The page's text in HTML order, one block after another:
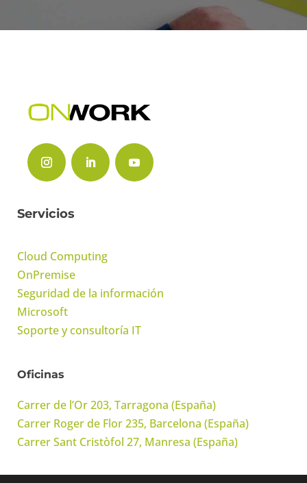
Servicios
Cloud Computing
OnPremise
Seguridad de la información
Microsoft
Soporte y consultoría IT
Oficinas
Carrer de l’Or 203, Tarragona (España)
Carrer Roger de Flor 235, Barcelona (España)
Carrer Sant Cristòfol 27, Manresa (España)